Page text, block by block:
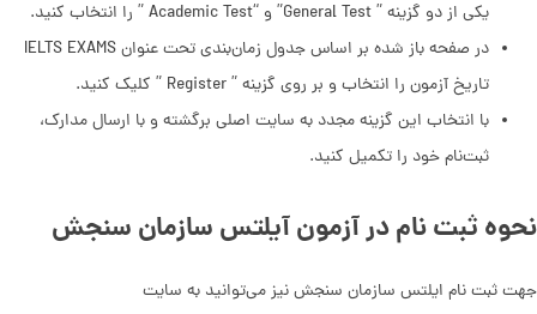
یکی از دو گزینه ” General Test” و “Academic Test ” را انتخاب کنید.
در صفحه باز شده بر اساس جدول زمان‌بندی تحت عنوان IELTS EXAMS
تاریخ آزمون را انتخاب و بر روی گزینه ” Register ” کلیک کنید.
با انتخاب این گزینه مجدد به سایت اصلی برگشته و با ارسال مدارک،
ثبت‌نام خود را تکمیل کنید.
نحوه ثبت نام در آزمون آیلتس سازمان سنجش
جهت ثبت نام ایلتس سازمان سنجش نیز می‌توانید به سایت